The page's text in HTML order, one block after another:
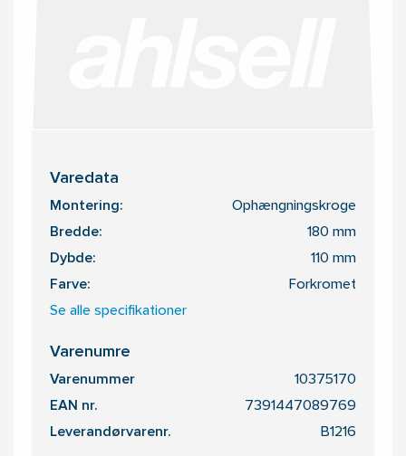
Varedata
Montering: Ophængningskroge
Bredde: 180 mm
Dybde: 110 mm
Farve: Forkromet
Se alle specifikationer
Varenumre
Varenummer 10375170
EAN nr. 7391447089769
Leverandørvarenr. B1216